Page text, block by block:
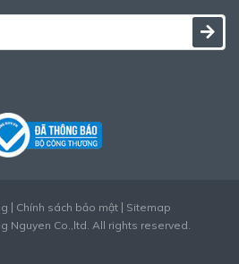
Chính sách bảo mật
Sitemap
Nguyen Co.,ltd. All rights reserved.